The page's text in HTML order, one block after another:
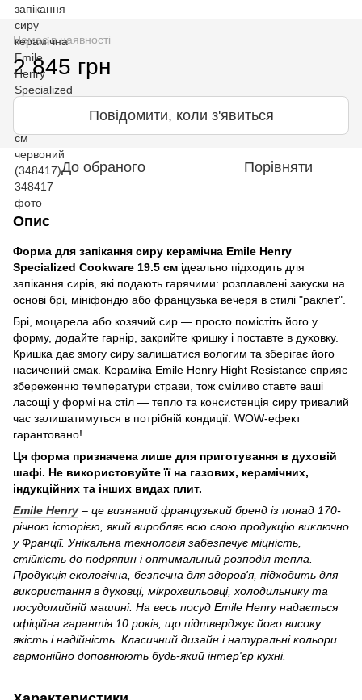
Немає в наявності
2 845 грн
Повідомити, коли з'явиться
До обраного Порівняти
Опис
Форма для запікання сиру керамічна Emile Henry
Specialized Cookware 19.5 см ідеально підходить для
запікання сирів, які подають гарячими: розплавлені закуски на
основі брі, мініфондю або французька вечеря в стилі "раклет".
Брі, моцарела або козячий сир — просто помістіть його у
форму, додайте гарнір, закрийте кришку і поставте в духовку.
Кришка дає змогу сиру залишатися вологим та зберігає його
насичений смак. Кераміка Emile Henry Hight Resistance сприяє
збереженню температури страви, тож сміливо ставте ваші
ласощі у формі на стіл — тепло та консистенція сиру тривалий
час залишатимуться в потрібній кондиції. WOW-ефект
гарантовано!
Ця форма призначена лише для приготування в духовій
шафі. Не використовуйте її на газових, керамічних,
індукційних та інших видах плит.
Emile Henry – це визнаний французький бренд із понад 170-
річною історією, який виробляє всю свою продукцію виключно
у Франції. Унікальна технологія забезпечує міцність,
стійкість до подряпин і оптимальний розподіл тепла.
Продукція екологічна, безпечна для здоров'я, підходить для
використання в духовці, мікрохвильовці, холодильнику та
посудомийній машині. На весь посуд Emile Henry надається
офіційна гарантія 10 років, що підтверджує його високу
якість і надійність. Класичний дизайн і натуральні кольори
гармонійно доповнюють будь-який інтер'єр кухні.